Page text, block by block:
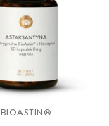
BIOASTIN®